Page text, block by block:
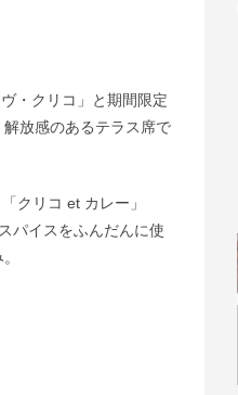
・クリコ」と期間限定
放感のあるテラス席で
クリコ et カレー」
パイスをふんだんに使